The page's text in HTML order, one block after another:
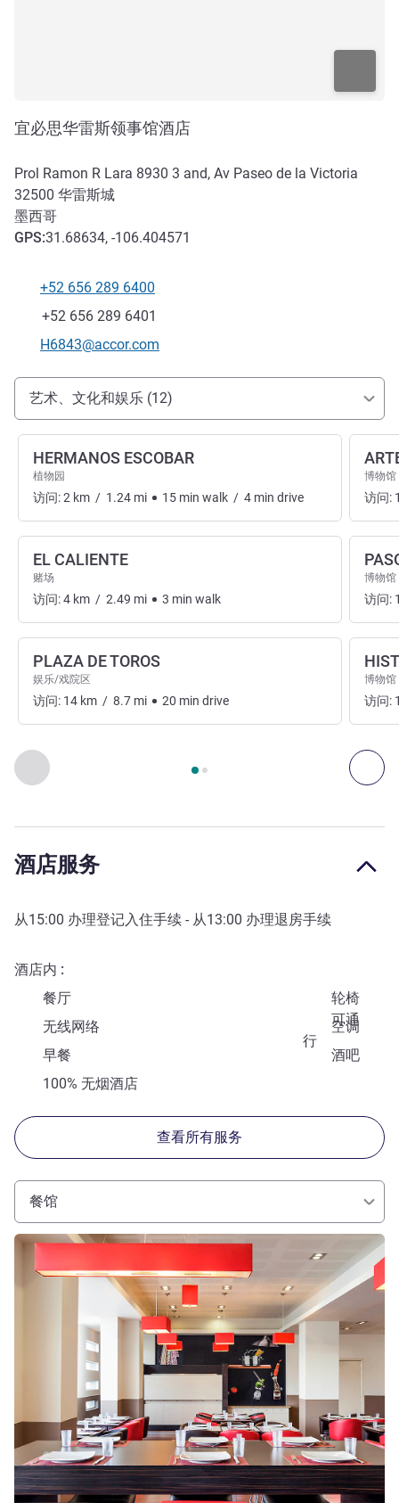
宜必思华雷斯领事馆酒店
Prol Ramon R Lara 8930 3 and, Av Paseo de la Victoria
32500 华雷斯城
墨西哥
GPS:31.68634, -106.404571
电话
+52 656 289 6400
传真
+52 656 289 6401
联系电子邮件
H6843@accor.com
抵达和交通
艺术、文化和娱乐 (12)
上一个 - 艺术、文化和娱乐 下
第 页，共 , 艺术、文化和娱乐 1 :, 艺术、文化和娱乐 2 :
HERMANOS ESCOBAR
植物园
访问:2 km / 1.24 mi 15 min walk / 4 min drive
EL CALIENTE
赌场
访问:4 km / 2.49 mi 3 min walk
PLAZA DE TOROS
娱乐/戏院区
访问: 14 km / 8.7 mi 20 min drive
博物馆
访问:
博物馆
访问:
博物馆
访问:
酒店服务
从15:00 办理登记入住手续 - 从13:00 办理退房手续
酒店内
餐厅
轮椅
可通
行
无线网络
空调
早餐
酒吧
100% 无烟酒店
查看所有服务
餐馆
请参阅详情